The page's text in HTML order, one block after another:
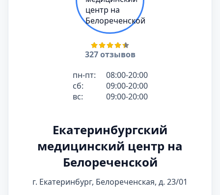
327 отзывов
пн-пт:
08:00-20:00
сб:
09:00-20:00
вс:
09:00-20:00
Екатеринбургский
медицинский центр на
Белореченской
г. Екатеринбург, Белореченская, д. 23/01